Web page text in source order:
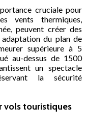
cruciale pour
vents thermiques,
peuvent créer des
adaptation du plan de
supérieure à 5
au-dessus de 1500
un spectacle
la sécurité
vols touristiques